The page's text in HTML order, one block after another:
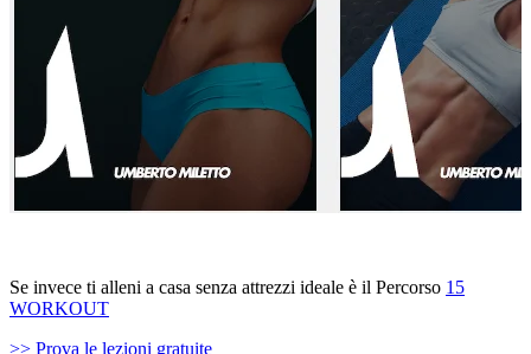
Se invece ti alleni a casa senza attrezzi ideale è il Percorso 15
WORKOUT
>> Prova le lezioni gratuite